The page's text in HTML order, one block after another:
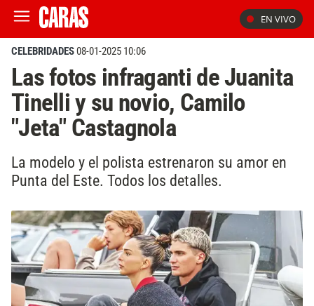
EN VIVO
CELEBRIDADES08-01-2025 10:06
Las fotos infraganti de Juanita
Tinelli y su novio, Camilo
"Jeta" Castagnola
La modelo y el polista estrenaron su amor en
Punta del Este. Todos los detalles.